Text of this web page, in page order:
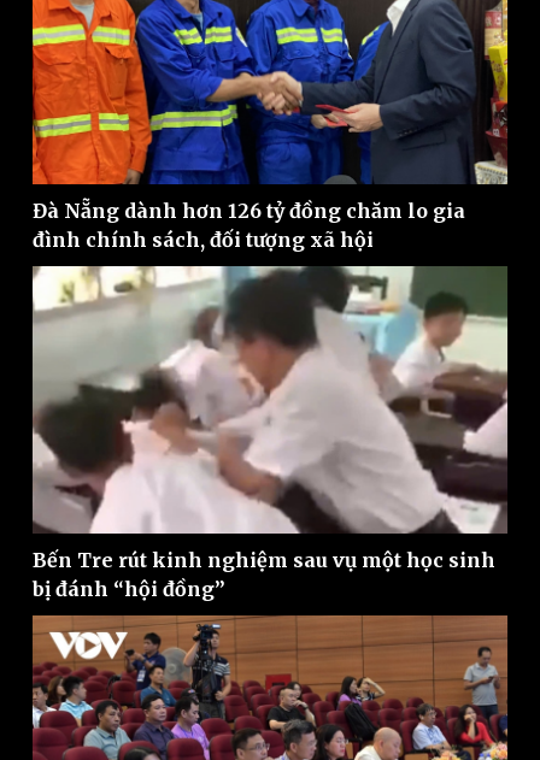
Kinh tế
Bất động sản
Khởi nghiệp
Thị trường
Giá vàng
Tiêu dùng
Chứng khoán
Đà Nẵng dành hơn 126 tỷ đồng chăm lo gia
đình chính sách, đối tượng xã hội
Bến Tre rút kinh nghiệm sau vụ một học sinh
bị đánh “hội đồng”